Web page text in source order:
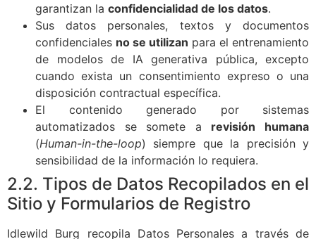
garantizan la confidencialidad de los datos.
Sus datos personales, textos y documentos
confidenciales no se utilizan para el entrenamiento
de modelos de IA generativa pública, excepto
cuando exista un consentimiento expreso o una
disposición contractual específica.
El contenido generado por sistemas
automatizados se somete a revisión humana
(Human-in-the-loop) siempre que la precisión y
sensibilidad de la información lo requiera.
2.2. Tipos de Datos Recopilados en el
Sitio y Formularios de Registro
Idlewild Burg recopila Datos Personales a través de